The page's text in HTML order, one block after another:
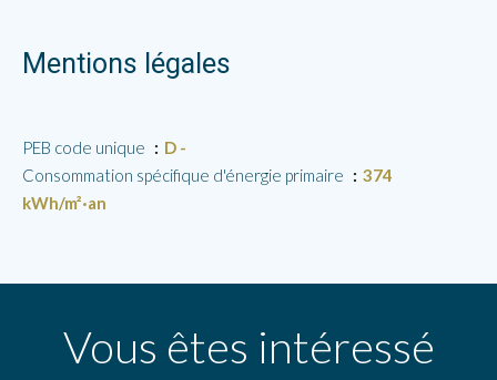
Mentions légales
PEB code unique
D -
Consommation spécifique d'énergie primaire
374
kWh/m²·an
Vous êtes intéressé